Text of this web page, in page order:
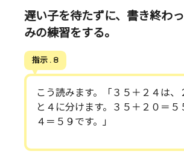
遅い子を待たずに、書き終わ
みの練習をする。
指示 . 8
こう読みます。「３５＋２４は、
と４に分けます。３５＋２０＝５
４＝５９です。」